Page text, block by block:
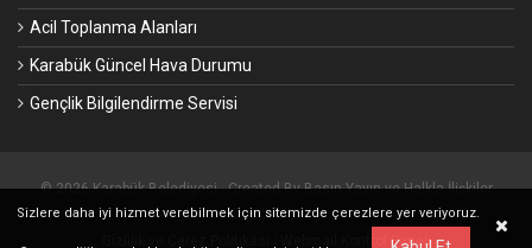
Acil Toplanma Alanları
Karabük Güncel Hava Durumu
Gençlik Bilgilendirme Servisi
© 2026 Karabük Belediyesi - Created By Basın Yayın ve Halkla İlişkiler
Müdürlüğü.
Webmail Kontrol Paneli
Sizlere daha iyi hizmet verebilmek için sitemizde çerezlere yer veriyoruz.